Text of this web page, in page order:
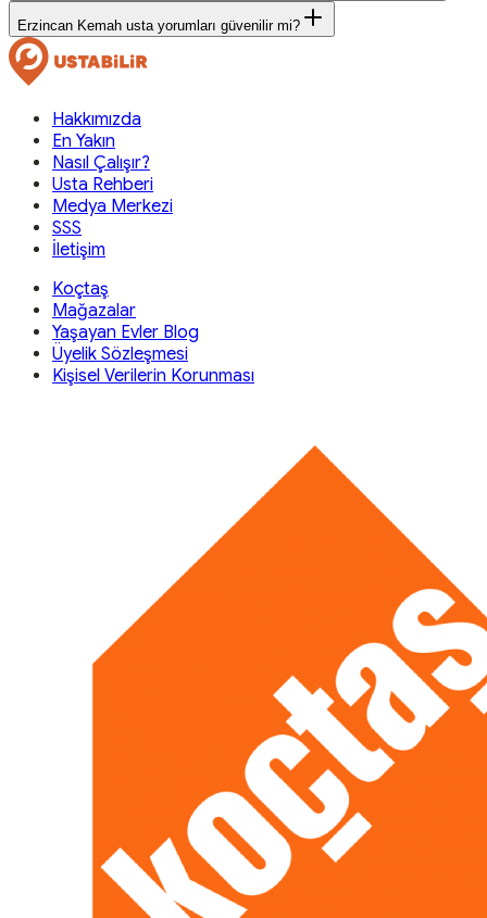
Erzincan Kemah usta yorumları güvenilir mi?
Hakkımızda
En Yakın
Nasıl Çalışır?
Usta Rehberi
Medya Merkezi
SSS
İletişim
Koçtaş
Mağazalar
Yaşayan Evler Blog
Üyelik Sözleşmesi
Kişisel Verilerin Korunması